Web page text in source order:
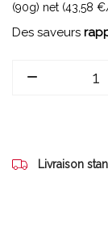
(90g) net (43,58
Des saveurs
Livraison